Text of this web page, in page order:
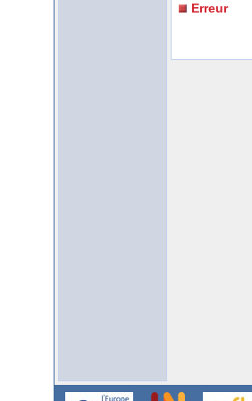
Erreur